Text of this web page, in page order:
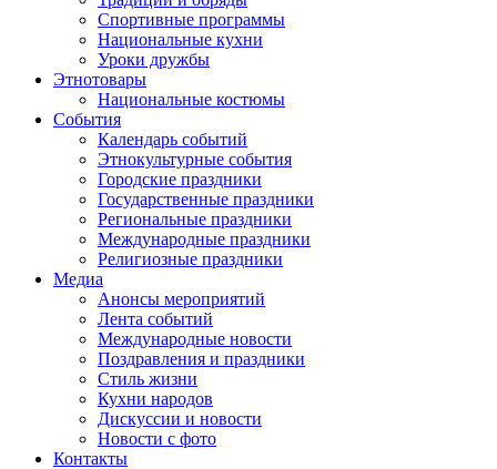
Спортивные программы
Национальные кухни
Уроки дружбы
Этнотовары
Национальные костюмы
События
Календарь событий
Этнокультурные события
Городские праздники
Государственные праздники
Региональные праздники
Международные праздники
Религиозные праздники
Медиа
Анонсы мероприятий
Лента событий
Международные новости
Поздравления и праздники
Cтиль жизни
Кухни народов
Дискуссии и новости
Новости с фото
Контакты